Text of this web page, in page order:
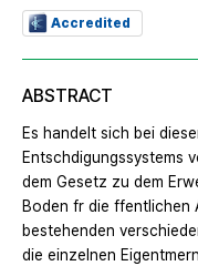
Accredited
ABSTRACT
Es handelt sich bei
Entschdigungssystems
dem Gesetz zu dem
Boden fr die ffentlichen
bestehenden
die einzelnen